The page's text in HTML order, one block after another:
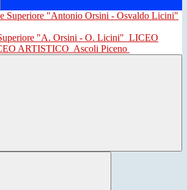
"A. Orsini - O. Licini" LICEO
ARTISTICO Ascoli Piceno